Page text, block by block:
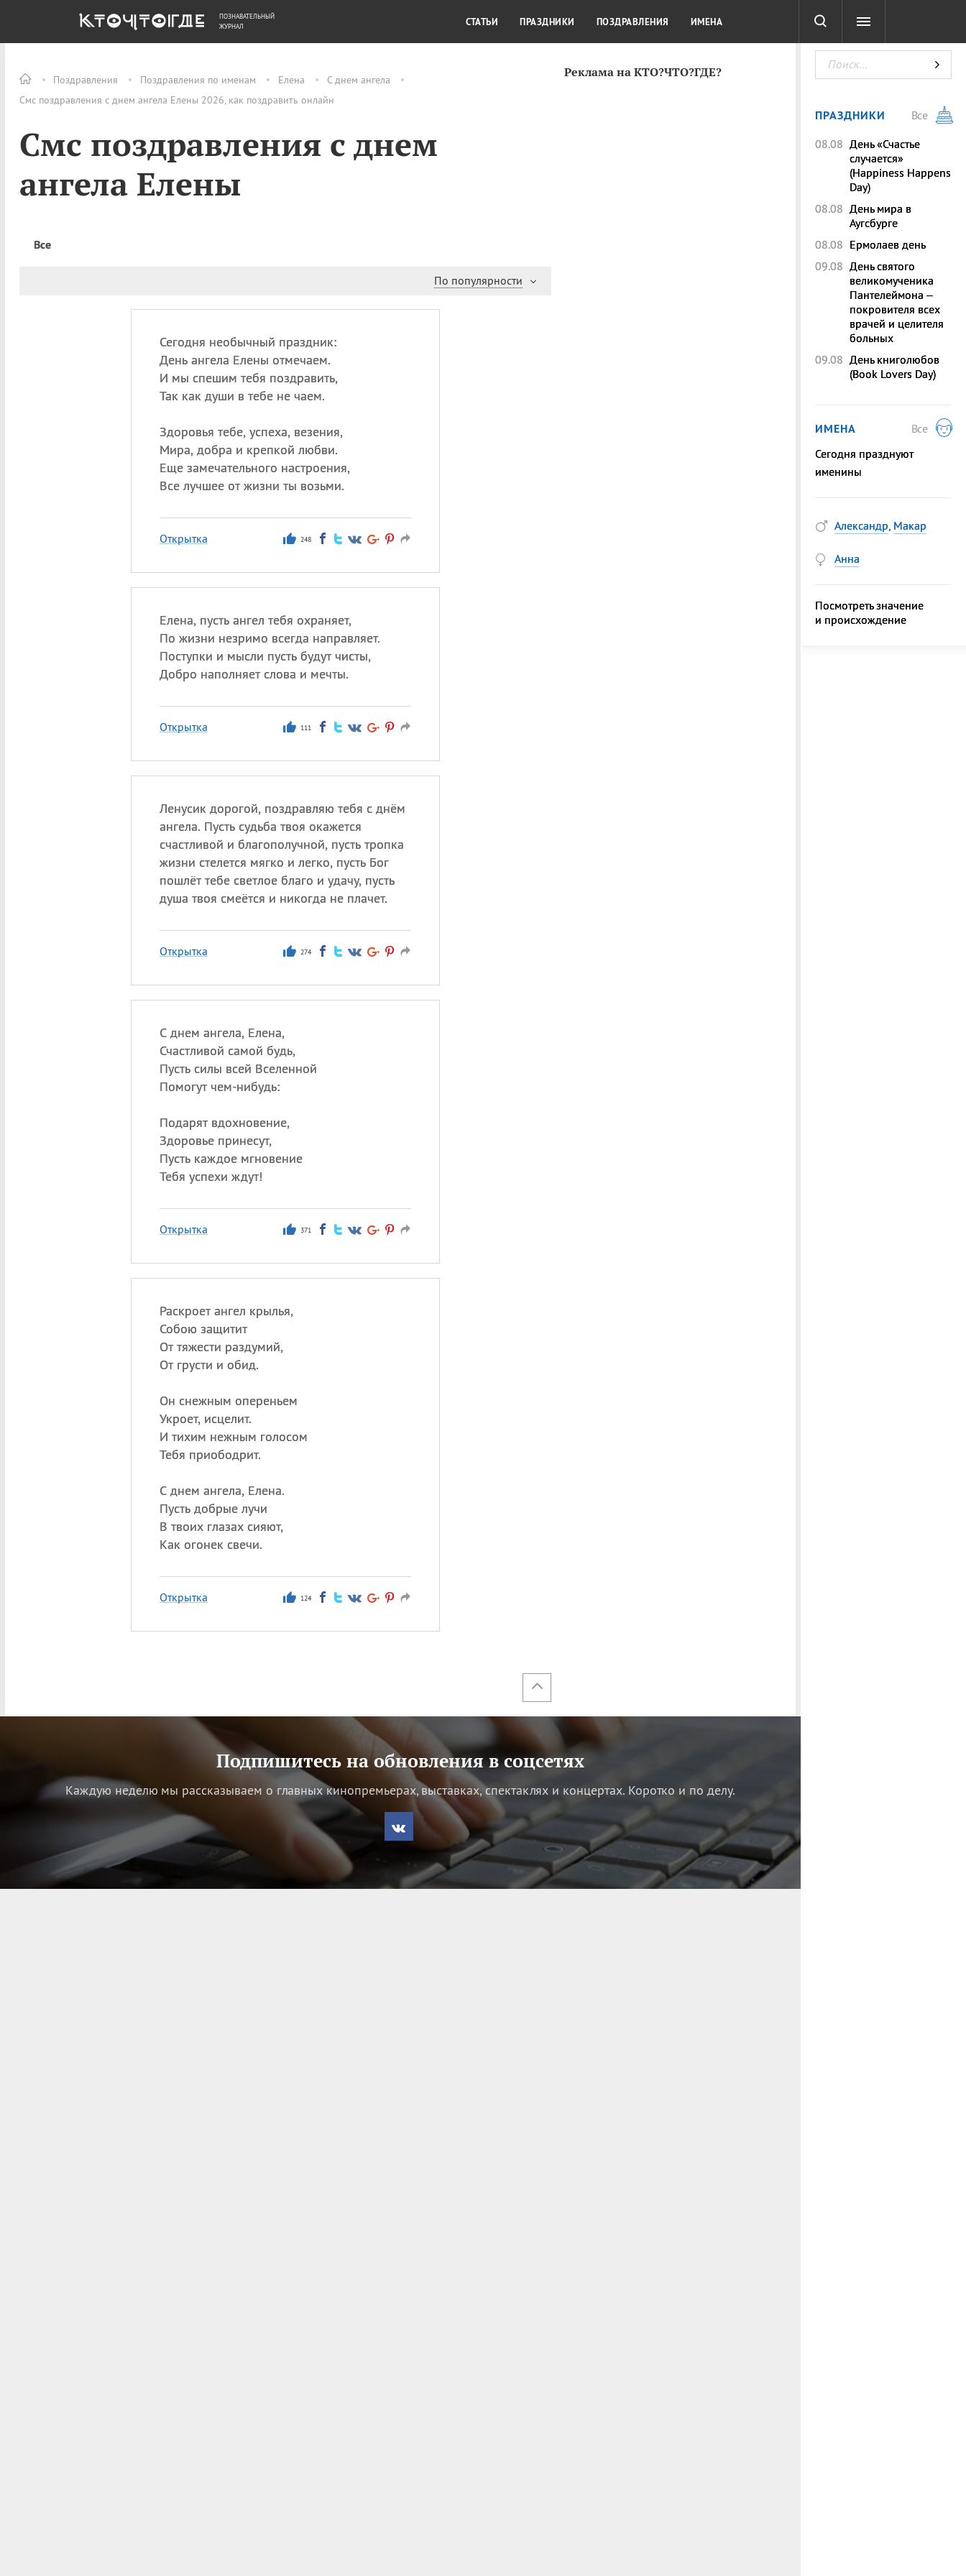
Поздравления Поздравления по именам Елена
C днем ангела
Смс поздравления с днем ангела Елены 2026, как поздравить онлайн
Смс поздравления с днем
ангела Елены
Все
По популярности
Сегодня необычный праздник:
День ангела Елены отмечаем.
И мы спешим тебя поздравить,
Так как души в тебе не чаем.
Здоровья тебе, успеха, везения,
Мира, добра и крепкой любви.
Еще замечательного настроения,
Все лучшее от жизни ты возьми.
Открытка 248
Елена, пусть ангел тебя охраняет,
По жизни незримо всегда направляет.
Поступки и мысли пусть будут чисты,
Добро наполняет слова и мечты.
Открытка 111
Ленусик дорогой, поздравляю тебя с днём
ангела. Пусть судьба твоя окажется
счастливой и благополучной, пусть тропка
жизни стелется мягко и легко, пусть Бог
пошлёт тебе светлое благо и удачу, пусть
душа твоя смеётся и никогда не плачет.
Открытка 274
С днем ангела, Елена,
Счастливой самой будь,
Пусть силы всей Вселенной
Помогут чем-нибудь:
Подарят вдохновение,
Здоровье принесут,
Пусть каждое мгновение
Тебя успехи ждут!
Открытка 371
Раскроет ангел крылья,
Собою защитит
От тяжести раздумий,
От грусти и обид.
Он снежным опереньем
Укроет, исцелит.
И тихим нежным голосом
Тебя приободрит.
С днем ангела, Елена.
Пусть добрые лучи
В твоих глазах сияют,
Как огонек свечи.
Открытка 124
Реклама на КТО?ЧТО?ГДЕ?
Подпишитесь на обновления в соцсетях
Каждую неделю мы рассказываем о главных кинопремьерах, выставках, спектаклях и концертах. Коротко и по делу.
ОБЩЕСТВО ДЕНЬГИ КУЛЬТУРА КРАСОТА ТЕСТЫ
ПОЗНАВАТЕЛЬНЫЙ
ЖУРНАЛ
СТАТЬИ ПРАЗДНИКИ ПОЗДРАВЛЕНИЯ ИМЕНА
ПРАЗДНИКИ
Все
08.08 День «Счастье
случается»
(Happiness Happens
Day)
08.08 День мира в
Аугсбурге
08.08 Ермолаев день
09.08 День святого
великомученика
Пантелеймона –
покровителя всех
врачей и целителя
больных
09.08 День книголюбов
(Book Lovers Day)
ИМЕНА
Все
Сегодня празднуют
именины
Александр, Макар
Анна
Посмотреть значение
и происхождение